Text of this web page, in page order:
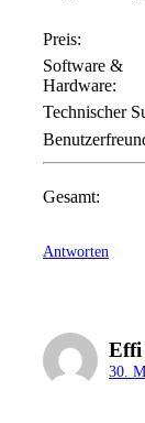
Preis:
Software &
Hardware:
Technischer
Gesamt:
Antworten
Effi
30.